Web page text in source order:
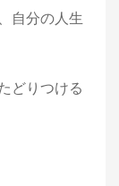
自分の人生
どりつける